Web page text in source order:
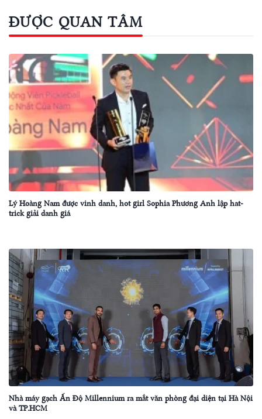
ĐƯỢC QUAN TÂM
Lý Hoàng Nam được vinh danh, hot girl Sophia Phương Anh lập hat-
trick giải danh giá
Nhà máy gạch Ấn Độ Millennium ra mắt văn phòng đại diện tại Hà Nội
và TP.HCM